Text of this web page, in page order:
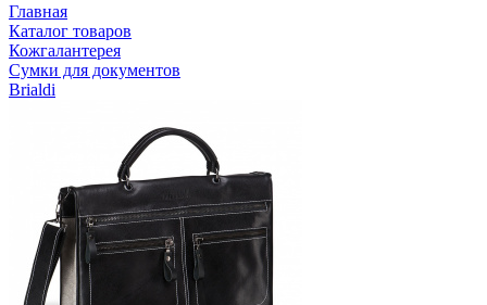
Главная
Каталог товаров
Кожгалантерея
Сумки для документов
Brialdi